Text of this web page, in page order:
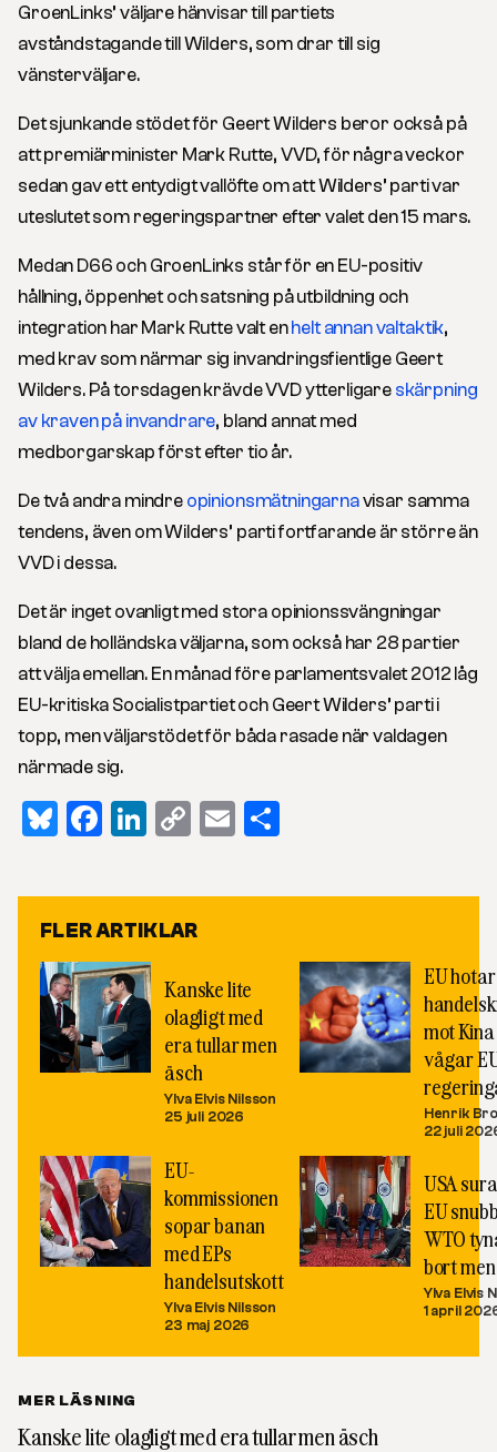
GroenLinks’ väljare hänvisar till partiets
avståndstagande till Wilders, som drar till sig
vänsterväljare.
Det sjunkande stödet för Geert Wilders beror också på
att premiärminister Mark Rutte, VVD, för några veckor
sedan gav ett entydigt vallöfte om att Wilders’ parti var
uteslutet som regeringspartner efter valet den 15 mars.
Medan D66 och GroenLinks står för en EU-positiv
hållning, öppenhet och satsning på utbildning och
integration har Mark Rutte valt enhelt annan valtaktik,
med krav som närmar sig invandringsfientlige Geert
Wilders. På torsdagen krävde VVD ytterligare skärpning
av kraven på invandrare, bland annat med
medborgarskap först efter tio år.
De två andra mindre opinionsmätningarnavisar samma
tendens, även om Wilders’ parti fortfarande är större än
VVD i dessa.
Det är inget ovanligt med stora opinionssvängningar
bland de holländska väljarna, som också har 28 partier
att välja emellan. En månad före parlamentsvalet 2012 låg
EU-kritiska Socialistpartiet och Geert Wilders’ parti i
topp, men väljarstödet för båda rasade när valdagen
närmade sig.
Bluesky
Facebook
LinkedIn
CopyEmail
FLER ARTIKLAR
Kanske lite
olagligt med
era tullar men
äsch
Ylva Elvis Nilsson
25 juli 2026
EU
mot
vågar
Henrik
22 juli
EU-
kommissionen
sopar banan
med EPs
handelsutskott
Ylva Elvis Nilsson
23 maj 2026
USA
EU
WTO
bort
Ylva Elvis
1 april
MER LÄSNING
Kanske lite olagligt med era tullar men äsch